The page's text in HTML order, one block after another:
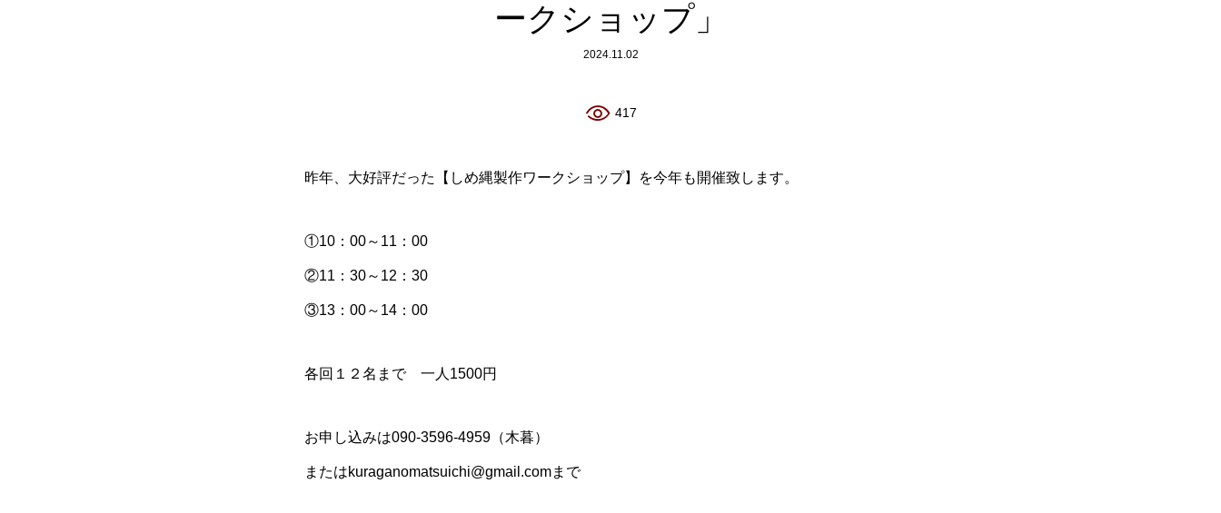
ークショップ」
2024.11.02
417
昨年、大好評だった【しめ縄製作ワークショップ】を今年も開催致します。
①10：00～11：00
②11：30～12：30
③13：00～14：00
各回１２名まで 一人1500円
お申し込みは090-3596-4959（木暮）
またはkuraganomatsuichi@gmail.comまで